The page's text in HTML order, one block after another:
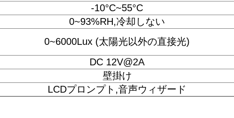
-10°C~55°C
0~93%RH,冷却しない
0~6000Lux (太陽光以外の直接光)
DC 12V@2A
壁掛け
LCDプロンプト,音声ウィザード